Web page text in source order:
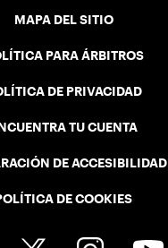
MAPA DEL SITIO
PARA ÁRBITROS
DE PRIVACIDAD
TU CUENTA
DE ACCESIBILIDAD
DE COOKIES